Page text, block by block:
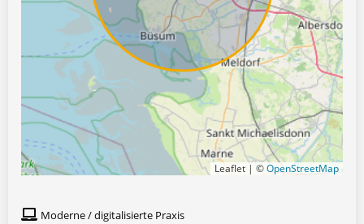
Leaflet | ©OpenStreetMap
Moderne / digitalisierte Praxis